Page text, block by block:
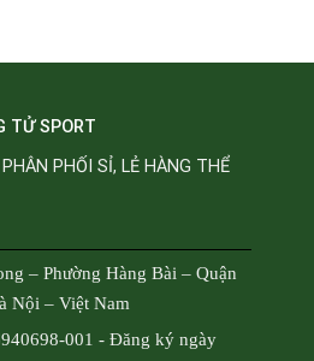
TỬ SPORT
PHỐI SỈ, LẺ HÀNG THỂ
– Phường Hàng Bài – Quận
Nội – Việt Nam
001 - Đăng ký ngày